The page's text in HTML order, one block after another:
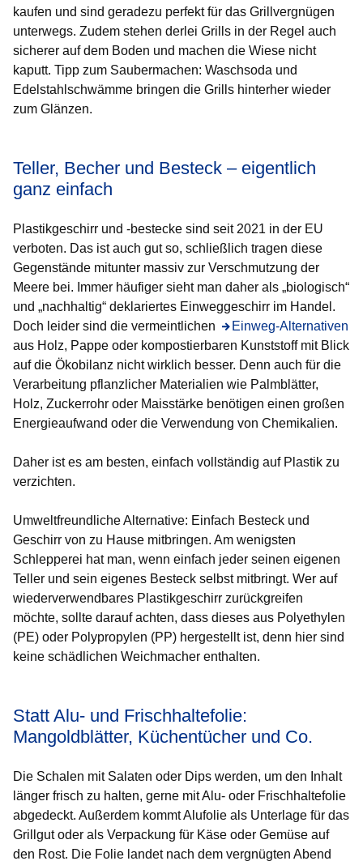
kaufen und sind geradezu perfekt für das Grillvergnügen
unterwegs. Zudem stehen derlei Grills in der Regel auch
sicherer auf dem Boden und machen die Wiese nicht
kaputt. Tipp zum Saubermachen: Waschsoda und
Edelstahlschwämme bringen die Grills hinterher wieder
zum Glänzen.
Teller, Becher und Besteck – eigentlich
ganz einfach
Plastikgeschirr und -bestecke sind seit 2021 in der EU
verboten. Das ist auch gut so, schließlich tragen diese
Gegenstände mitunter massiv zur Verschmutzung der
Meere bei. Immer häufiger sieht man daher als „biologisch“
und „nachhaltig“ deklariertes Einweggeschirr im Handel.
Doch leider sind die vermeintlichen
Einweg-Alternativen
Öffnet sich in einem
aus Holz, Pappe oder kompostierbaren Kunststoff mit Blick
auf die Ökobilanz nicht wirklich besser. Denn auch für die
Verarbeitung pflanzlicher Materialien wie Palmblätter,
Holz, Zuckerrohr oder Maisstärke benötigen einen großen
Energieaufwand oder die Verwendung von Chemikalien.
Daher ist es am besten, einfach vollständig auf Plastik zu
verzichten.
Umweltfreundliche Alternative: Einfach Besteck und
Geschirr von zu Hause mitbringen. Am wenigsten
Schlepperei hat man, wenn einfach jeder seinen eigenen
Teller und sein eigenes Besteck selbst mitbringt. Wer auf
wiederverwendbares Plastikgeschirr zurückgreifen
möchte, sollte darauf achten, dass dieses aus Polyethylen
(PE) oder Polypropylen (PP) hergestellt ist, denn hier sind
keine schädlichen Weichmacher enthalten.
Statt Alu- und Frischhaltefolie:
Mangoldblätter, Küchentücher und Co.
Die Schalen mit Salaten oder Dips werden, um den Inhalt
länger frisch zu halten, gerne mit Alu- oder Frischhaltefolie
abgedeckt. Außerdem kommt Alufolie als Unterlage für das
Grillgut oder als Verpackung für Käse oder Gemüse auf
den Rost. Die Folie landet nach dem vergnügten Abend